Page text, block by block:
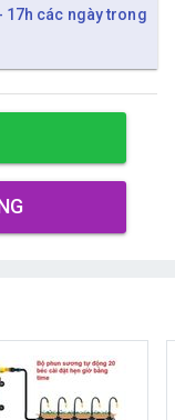
17h các ngày trong